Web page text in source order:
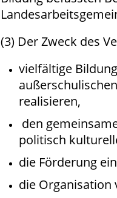
(3) Der Zweck des
vielfältige
realisieren,
den
politisch
die Förderung
die Organisation